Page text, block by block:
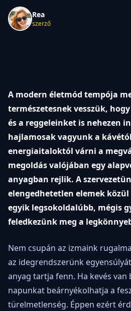
Rea
szerző
A modern életmód tempója
természetesnek vesszük,
és a reggeleinket is nehezen
hajlamosak vagyunk a
energiaitaloktól várni a
megoldás valójában egy
anyagban rejlik. A
elengedhetetlen elemek
egyik legsokoldalúbb, mégis
feledkezünk meg a
Nem csupán az izmaink
az idegrendszerünk
anyag tartja fenn. Ha kevés van
napunkat beárnyékolhatja a
türelmetlenség. Éppen ezért